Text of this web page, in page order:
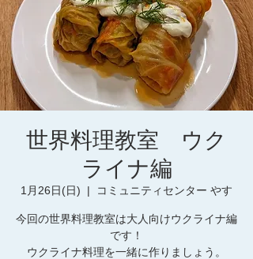
世界料理教室 ウク
ライナ編
1月26日(日)
  |
コミュニティセンター やす
今回の世界料理教室は大人向けウクライナ編
です！
ウクライナ料理を一緒に作りましょう。